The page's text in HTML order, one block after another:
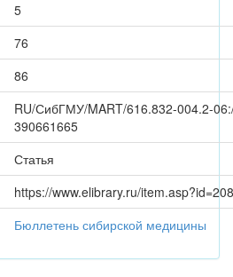
5
76
86
RU/СибГМУ/MART/616.832-004.2-
390661665
Статья
https://www.elibrary.ru/
Бюллетень сибирской медицины